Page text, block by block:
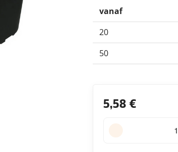
vanaf
20
50
5,58 €